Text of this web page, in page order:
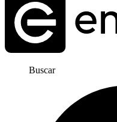
Buscar